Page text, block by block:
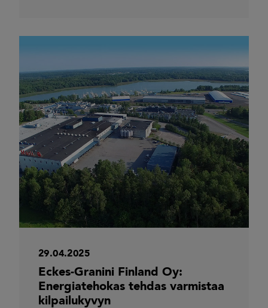
29.04.2025
Eckes-Granini Finland Oy:
Energiatehokas tehdas varmistaa
kilpailukyvyn